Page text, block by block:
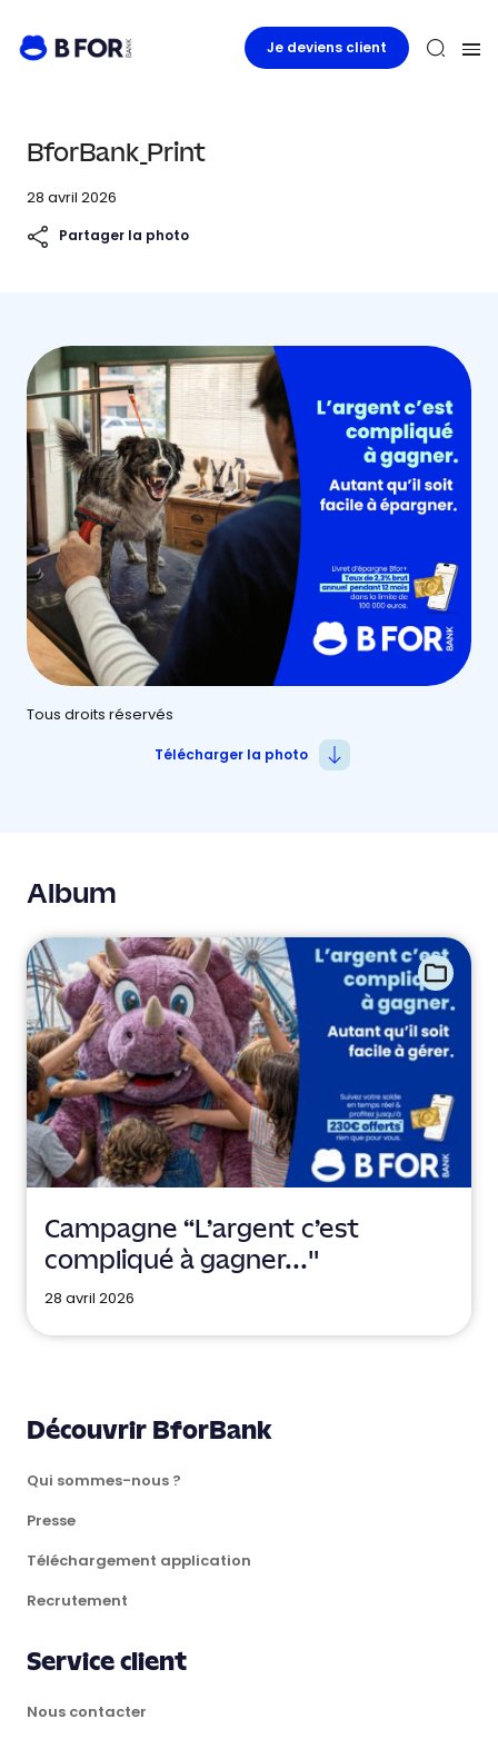
Je deviens client
BforBank_Print
28 avril 2026
Partager la photo
Tous droits réservés
Télécharger la photo
Album
Campagne "L'argent c'est
compliqué à gagner..."
28 avril 2026
Découvrir BforBank
Qui sommes-nous ?
Presse
Téléchargement application
Recrutement
Service client
Nous contacter